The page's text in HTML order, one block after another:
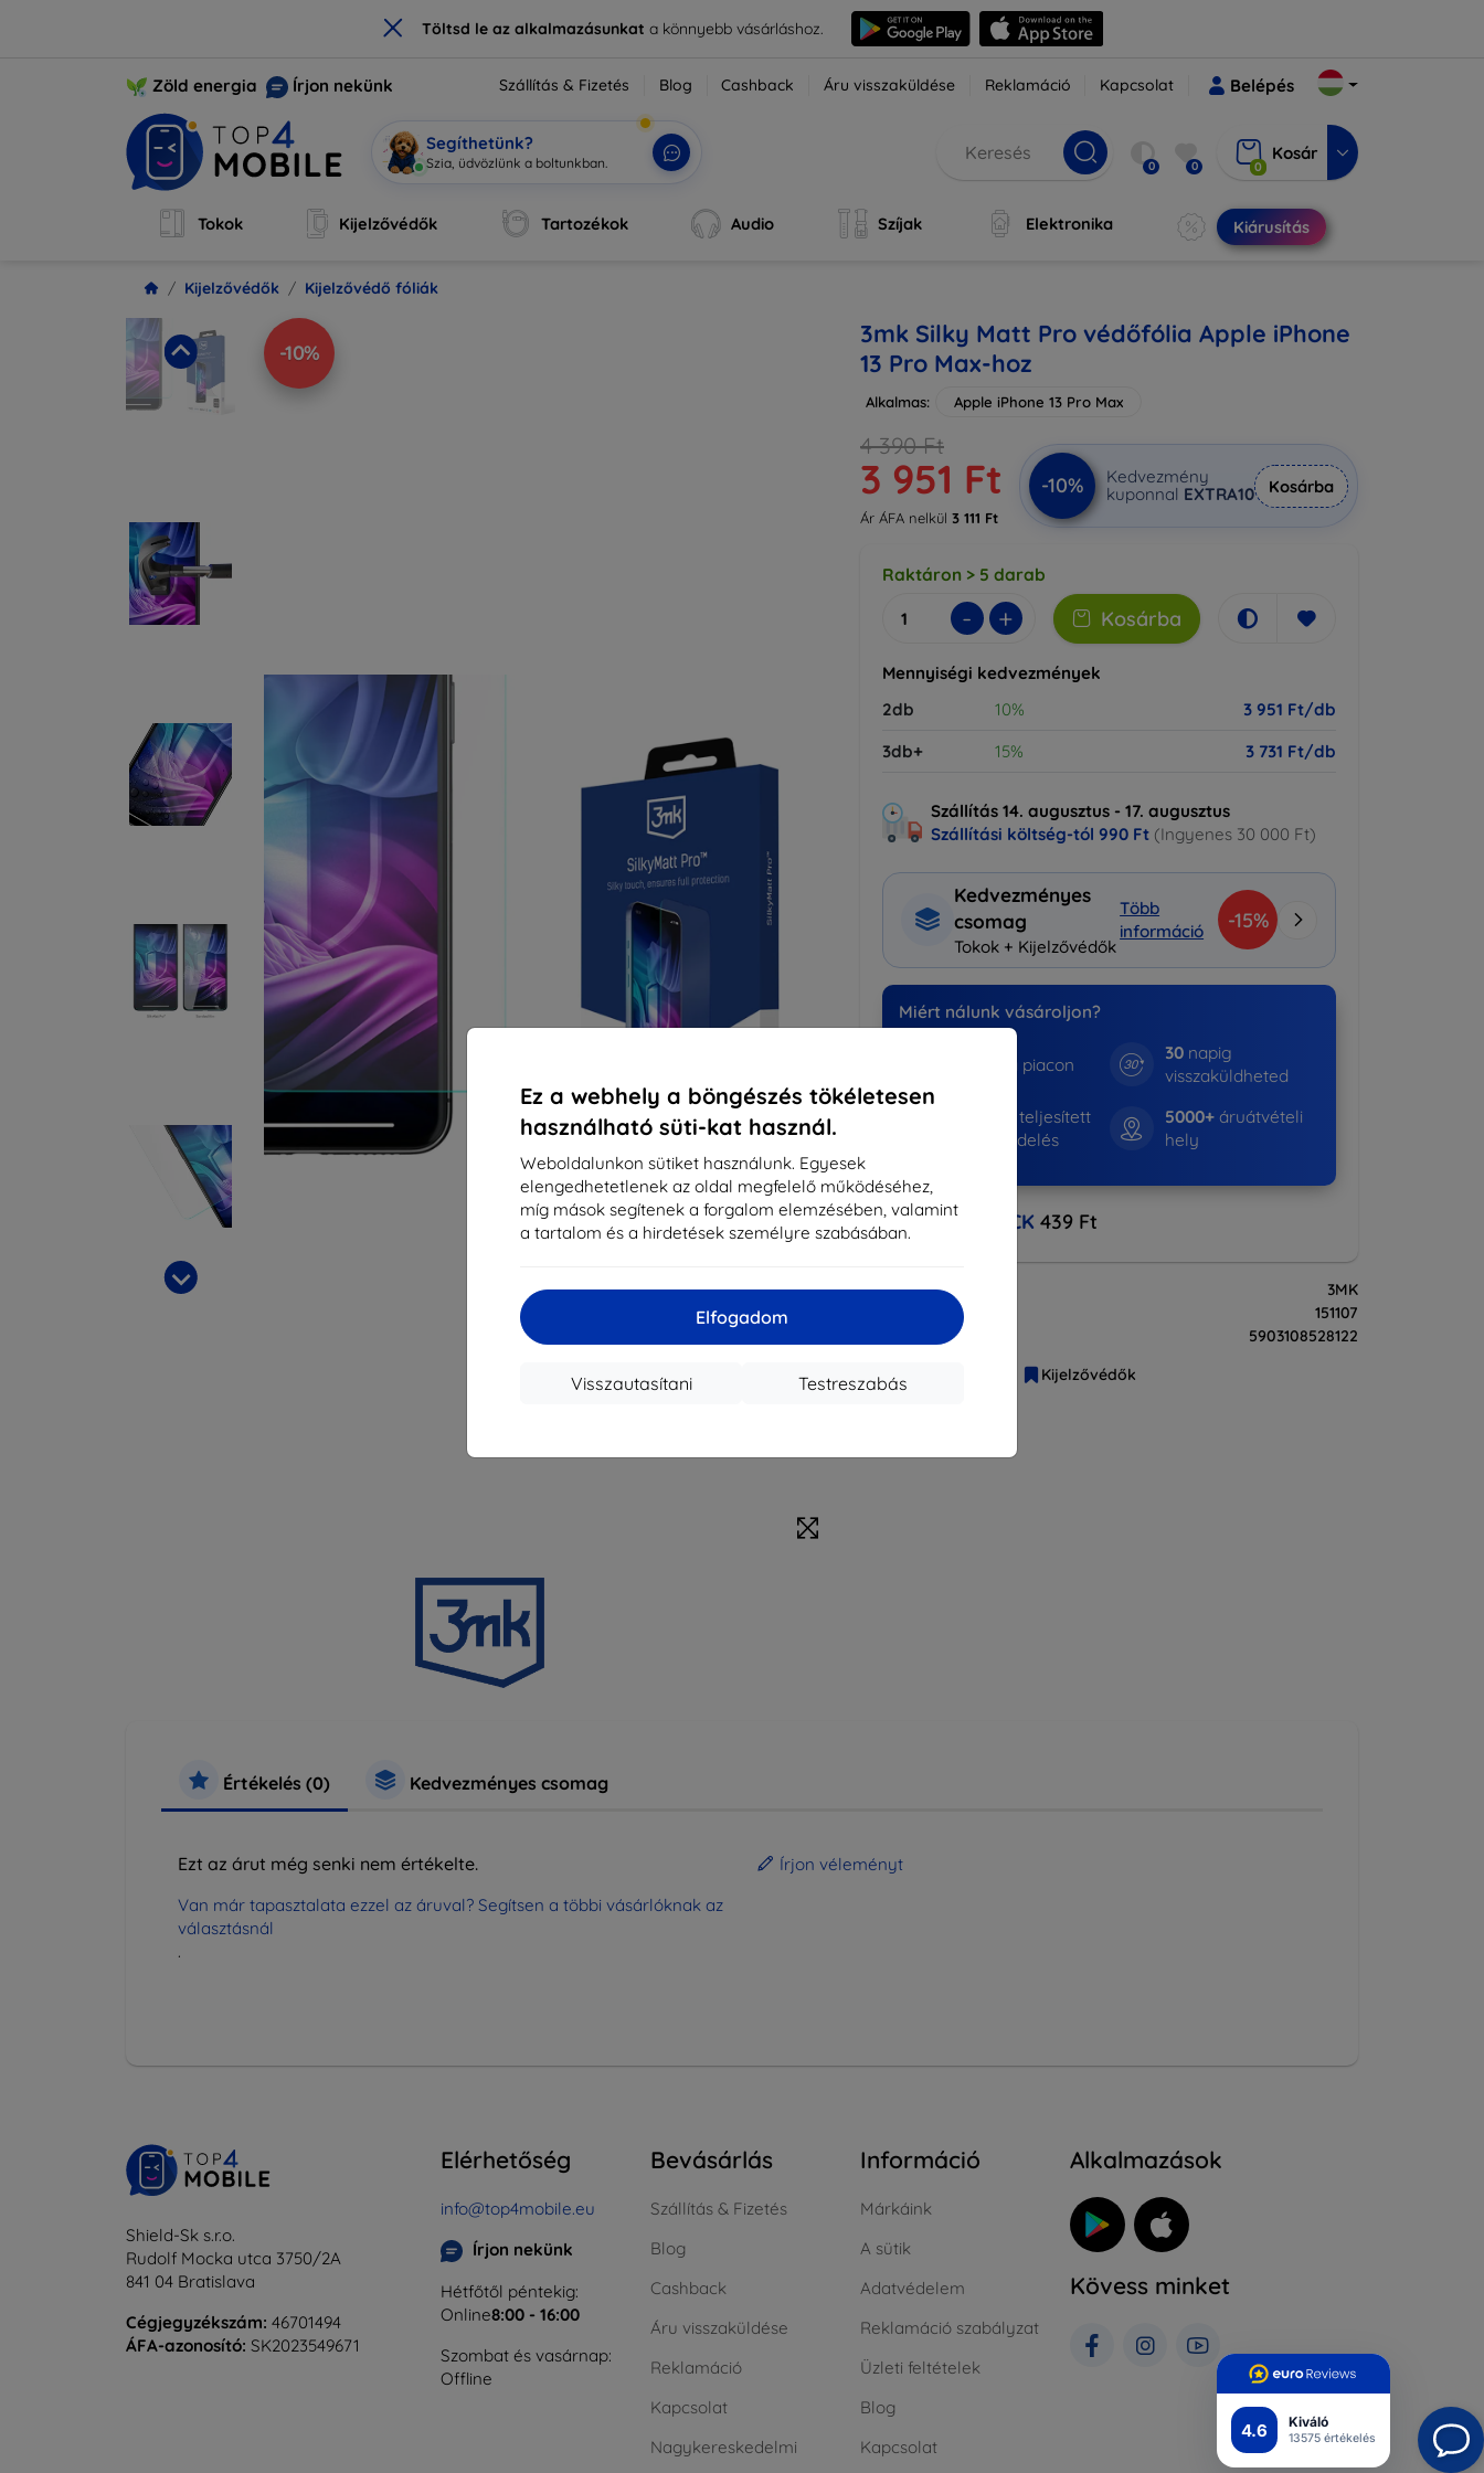
× Töltsd le az alkalmazásunkata könnyebb vásárláshoz.
4.6 Kiváló
13575 értékelés
Ez a webhely a böngészés tökéletesen
használható süti-kat használ.
Weboldalunkon sütiket használunk. Egyesek
elengedhetetlenek az oldal megfelelő működéséhez,
míg mások segítenek a forgalom elemzésében, valamint
a tartalom és a hirdetések személyre szabásában.
Elfogadom
Testreszabás
Visszautasítani
Zöld energia Írjon nekünk Szállítás & Fizetés Blog Cashback Áru visszaküldése Reklamáció Kapcsolat Belépés
Segíthetünk?
M| 0 0 0
Kosár
Tokok Kijelzővédők Tartozékok Audio Szíjak Elektronika Kiárusítás
Kijelzővédők Kijelzővédő fóliák
-10%
3mk Silky Matt Pro védőfólia Apple iPhone
13 Pro Max-hoz
Alkalmas: Apple iPhone 13 Pro Max
4 390 Ft
3 951 Ft
Ár ÁFA nelkül 3 111 Ft
-10%
Kedvezmény
kuponnal EXTRA10 Kosárba
Raktáron > 5 darab
- + Kosárba
Mennyiségi kedvezmények
2db
10%
3 951 Ft/db
3db+
15% 3 731 Ft/db
Szállítás 14. augusztus - 17. augusztus
Szállítási költség-tól 990 Ft (Ingyenes 30 000 Ft)
Kedvezményes
csomag
Tokok + Kijelzővédők
Több
információ
-15%
Miért nálunk vásároljon?
éve a piacon
30napig
visszaküldheted
teljesített
megrendelés
5000+áruátvételi
hely
CASHBACK 439 Ft
Márka
3MK
Gyártói cikkszám
151107
5903108528122
Kijelzővédő fóliák
Kijelzővédők
Értékelés (0) Kedvezményes csomag
Ezt az árut még senki nem értékelte.
Van már tapasztalata ezzel az áruval? Segítsen a többi vásárlóknak az
választásnál
.
Írjon véleményt
Shield-Sk s.r.o.
Rudolf Mocka utca 3750/2A
841 04 Bratislava
Cégjegyzékszám: 46701494
ÁFA-azonosító: SK2023549671
Elérhetőség
info@top4mobile.eu
Írjon nekünk
Hétfőtől péntekig:
Online8:00 - 16:00
Szombat és vasárnap:
Offline
Bevásárlás
Szállítás & Fizetés
Blog
Cashback
Áru visszaküldése
Reklamáció
Kapcsolat
Nagykereskedelmi
Információ
Márkáink
A sütik
Adatvédelem
Reklamáció szabályzat
Üzleti feltételek
Blog
Kapcsolat
Alkalmazások
Kövess minket